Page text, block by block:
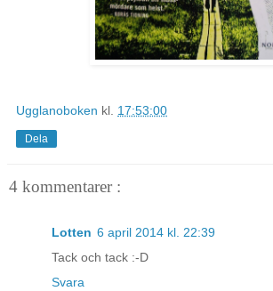
Ugglanoboken kl. 17:53:00
Dela
4 kommentarer :
Lotten 6 april 2014 kl. 22:39
Tack och tack :-D
Svara